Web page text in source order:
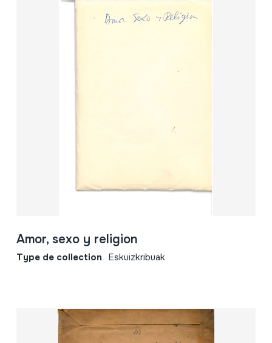
Amor, sexo y religion
Type de collection Eskuizkribuak